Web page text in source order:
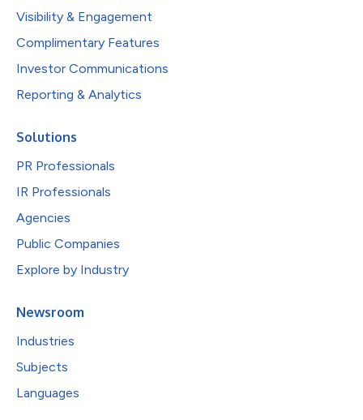
Visibility & Engagement
Complimentary Features
Investor Communications
Reporting & Analytics
Solutions
PR Professionals
IR Professionals
Agencies
Public Companies
Explore by Industry
Newsroom
Industries
Subjects
Languages